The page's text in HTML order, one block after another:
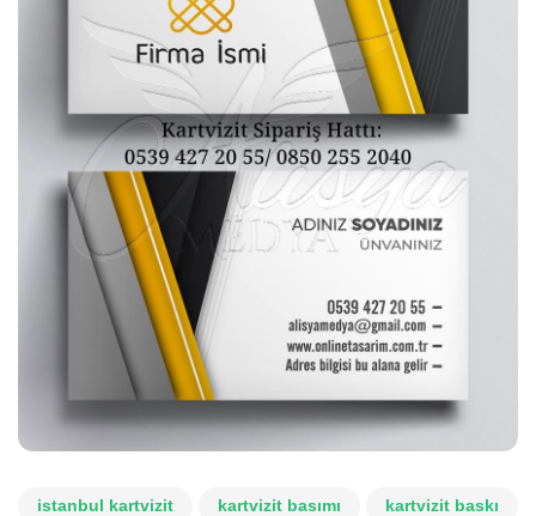
istanbul kartvizit kartvizit basımı
kartvizit baskı